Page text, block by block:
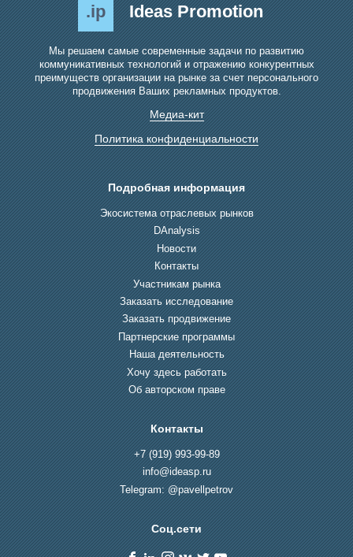
.ip Ideas Promotion
Мы решаем самые современные задачи по развитию
коммуникативных технологий и отражению конкурентных
преимуществ организации на рынке за счет персонального
продвижения Ваших рекламных продуктов.
Медиа-кит
Политика конфиденциальности
Подробная информация
Экосистема отраслевых рынков
DAnalysis
Новости
Контакты
Участникам рынка
Заказать исследование
Заказать продвижение
Партнерские программы
Наша деятельность
Хочу здесь работать
Об авторском праве
Контакты
+7 (919) 993-99-89
info@ideasp.ru
Telegram: @pavellpetrov
Соц.сети